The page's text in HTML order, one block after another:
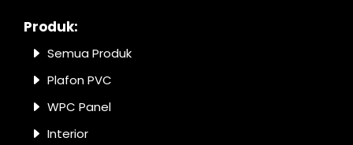
Produk:
Semua Produk
Plafon PVC
WPC Panel
Interior